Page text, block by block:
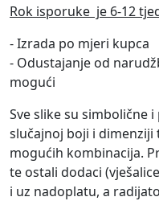
Rok isporuke je 6-12
- Izrada po mjeri kupca
- Odustajanje od
mogući
Sve slike su simbolične
slučajnoj boji i dimenziji
mogućih kombinacija.
te ostali dodaci
i uz nadoplatu, a